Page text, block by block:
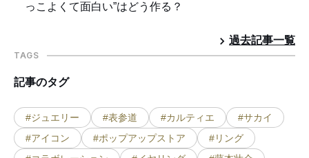
っこよくて面白い”はどう作る？
過去記事一覧
TAGS
記事のタグ
#ジュエリー #表参道 #カルティエ
#サカイ
#アイコン
#ポップアップストア
#リング